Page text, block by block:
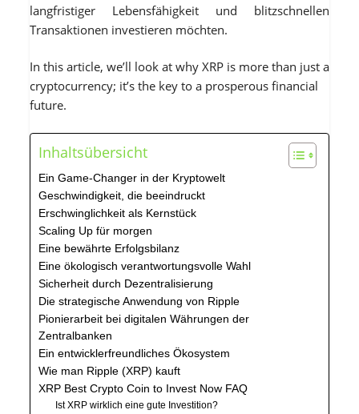
langfristiger Lebensfähigkeit und blitzschnellen
Transaktionen investieren möchten.
In this article, we’ll look at why XRP is more than just a
cryptocurrency; it’s the key to a prosperous financial
future.
Inhaltsübersicht
Ein Game-Changer in der Kryptowelt
Geschwindigkeit, die beeindruckt
Erschwinglichkeit als Kernstück
Scaling Up für morgen
Eine bewährte Erfolgsbilanz
Eine ökologisch verantwortungsvolle Wahl
Sicherheit durch Dezentralisierung
Die strategische Anwendung von Ripple
Pionierarbeit bei digitalen Währungen der
Zentralbanken
Ein entwicklerfreundliches Ökosystem
Wie man Ripple (XRP) kauft
XRP Best Crypto Coin to Invest Now FAQ
Ist XRP wirklich eine gute Investition?